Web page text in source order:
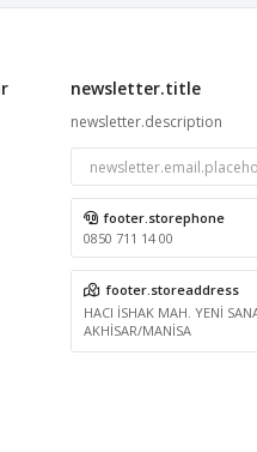
newsletter.title
newsletter.description
footer.storephone
0850 711 14 00
footer.storeaddress
HACI İSHAK MAH. YENİ
AKHİSAR/MANİSA